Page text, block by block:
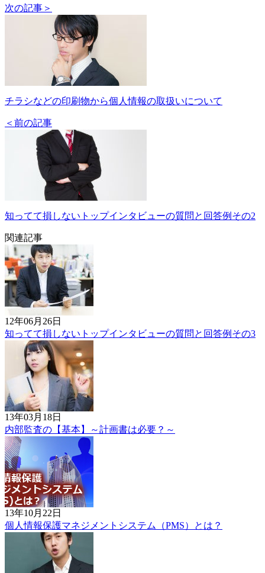
次の記事＞
チラシなどの印刷物から個人情報の取扱いについて
＜前の記事
知ってて損しないトップインタビューの質問と回答例その2
関連記事
12年06月26日
知ってて損しないトップインタビューの質問と回答例その3
13年03月18日
内部監査の【基本】～計画書は必要？～
13年10月22日
個人情報保護マネジメントシステム（PMS）とは？